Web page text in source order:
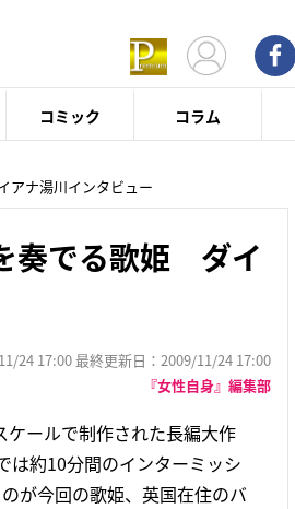
コミック コラム
アナ湯川インタビュー
奏でる歌姫 ダイ
24 17:00 最終更新日：2009/11/24 17:00
『女性自身』編集部
ケールで制作された長編大作
は約10分間のインターミッシ
が今回の歌姫、英国在住のバ